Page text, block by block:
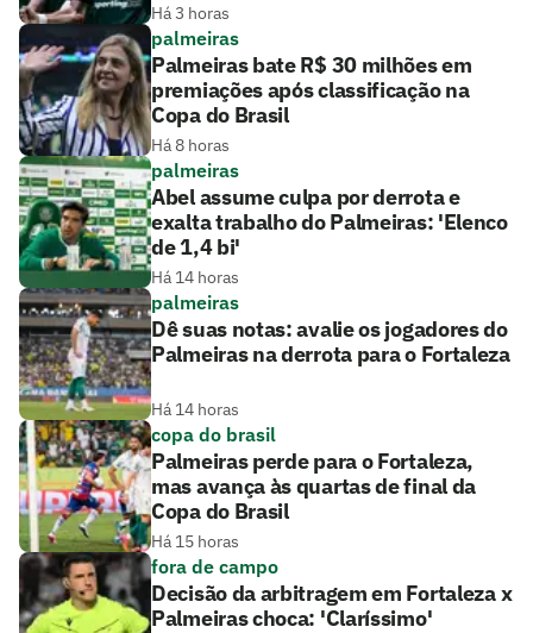
Há 3 horas
palmeiras
Palmeiras bate R$ 30 milhões em
premiações após classificação na
Copa do Brasil
Há 8 horas
palmeiras
Abel assume culpa por derrota e
exalta trabalho do Palmeiras: 'Elenco
de 1,4 bi'
Há 14 horas
palmeiras
Dê suas notas: avalie os jogadores do
Palmeiras na derrota para o Fortaleza
Há 14 horas
copa do brasil
Palmeiras perde para o Fortaleza,
mas avança às quartas de final da
Copa do Brasil
Há 15 horas
fora de campo
Decisão da arbitragem em Fortaleza x
Palmeiras choca: 'Claríssimo'